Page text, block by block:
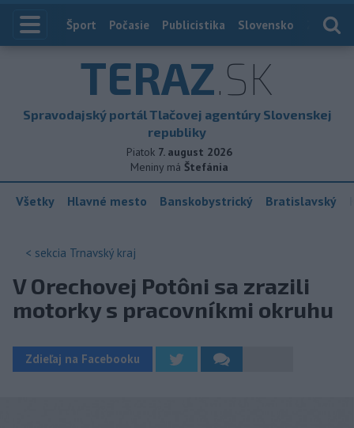
Index
Šport Počasie Publicistika Slovensko
TERAZ.SK
Spravodajský portál Tlačovej agentúry Slovenskej
republiky
Piatok 7. august 2026
Meniny má Štefánia
Všetky Hlavné mesto Banskobystrický Bratislavský
< sekcia Trnavský kraj
V Orechovej Potôni sa zrazili
motorky s pracovníkmi okruhu
Zdieľaj na Facebooku